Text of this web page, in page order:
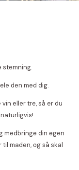
stemning.
den med dig.
eller tre, så er du
medbringe din egen
maden, og så skal